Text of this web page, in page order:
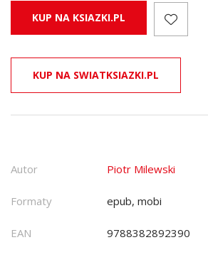
KUP NA KSIAZKI.PL
KUP NA SWIATKSIAZKI.PL
Autor Piotr Milewski
Formaty epub, mobi
EAN 9788382892390